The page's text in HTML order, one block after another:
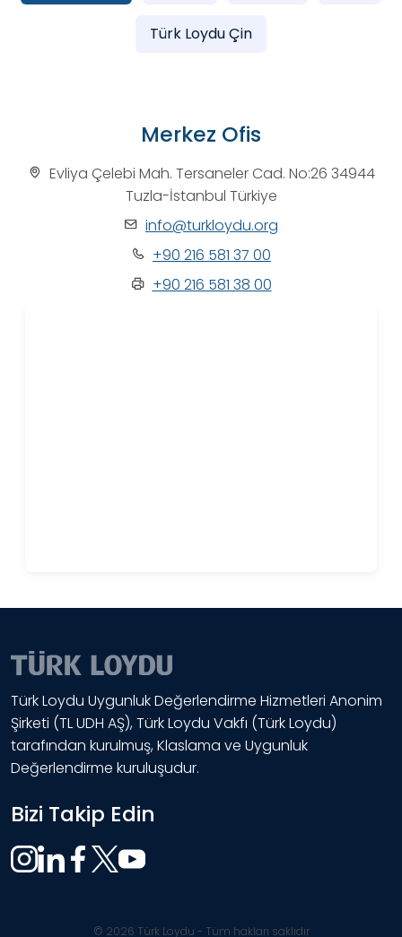
Türk Loydu Çin
Merkez Ofis
Evliya Çelebi Mah. Tersaneler Cad. No:26 34944
Tuzla-İstanbul Türkiye
info@turkloydu.org
+90 216 581 37 00
+90 216 581 38 00
Türk Loydu Uygunluk Değerlendirme Hizmetleri Anonim
Şirketi (TL UDH AŞ), Türk Loydu Vakfı (Türk Loydu)
tarafından kurulmuş, Klaslama ve Uygunluk
Değerlendirme kuruluşudur.
Bizi Takip Edin
© 2026 Türk Loydu - Tüm hakları saklıdır